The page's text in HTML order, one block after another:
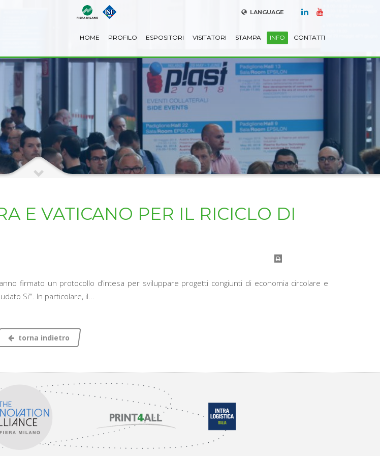
LANGUAGE
HOME PROFILO ESPOSITORI VISITATORI STAMPA INFO CONTATTI
E VATICANO PER IL RICICLO DI
firmato un protocollo d’intesa per sviluppare progetti congiunti di economia circolare e
Si’”. In particolare, il...
torna indietro